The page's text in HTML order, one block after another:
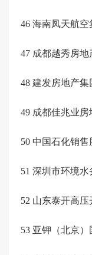
46 海南凤天航空
47 成都越秀房地
48 建发房地产集
49 成都佳兆业房
50 中国石化销售
51 深圳市环境水
52 山东泰开高压
53 亚钾（北京）